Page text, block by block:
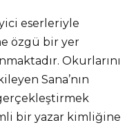
eserleriyle
özgü bir yer
Okurlarını
Sana’nın
bir yazar kimliğine